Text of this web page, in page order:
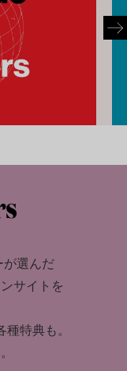
選んだ
サイトを
特典も。